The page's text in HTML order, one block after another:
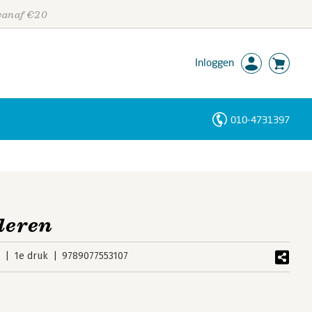
€20
Inloggen
010-4731397
1e druk 9789077553107
Personen